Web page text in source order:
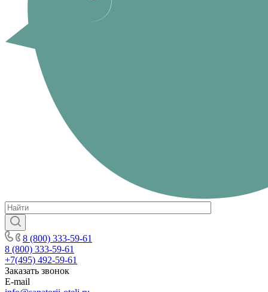
8 (800) 333-59-61
8 (800) 333-59-61
+7(495) 492-59-61
Заказать звонок
E-mail